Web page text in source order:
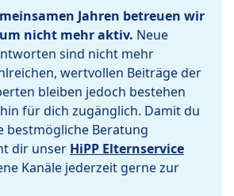
Jahren betreuen wir
nicht mehr aktiv. Neue
sind nicht mehr
wertvollen Beiträge der
bleiben jedoch bestehen
für dich zugänglich. Damit du
bestmögliche Beratung
dir unser HiPP Elternservice
Kanäle jederzeit gerne zur